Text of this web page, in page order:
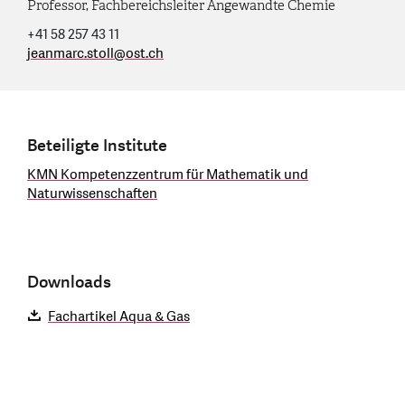
Professor, Fachbereichsleiter Angewandte Chemie
+41 58 257 43 11
jeanmarc.stoll@ost.ch
Beteiligte Institute
KMN Kompetenzzentrum für Mathematik und
Naturwissenschaften
Downloads
Fachartikel Aqua & Gas